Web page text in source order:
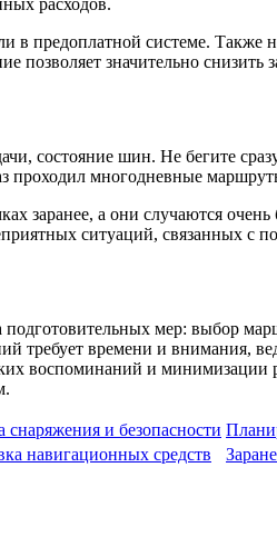
предоплатной системе. Также
значительно снизить
состояние шин. Не бегите
проходил многодневные
заранее, а они случаются
ситуаций, связанных с
мер: выбор
требует времени и внимания,
воспоминаний и
снаряжения и безопасности
навигационных средств